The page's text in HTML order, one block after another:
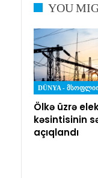
YOU
DÜNYA -
Ölkə üzrə
kəsintisinin
açıqlandı